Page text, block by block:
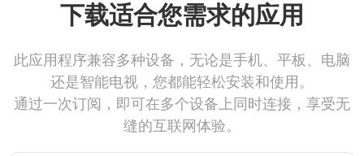
下载适合您需求的应用
此应用程序兼容多种设备，无论是手机、平板、电脑
还是智能电视，您都能轻松安装和使用。
通过一次订阅，即可在多个设备上同时连接，享受无
缝的互联网体验。